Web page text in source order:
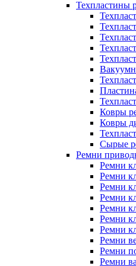
Техпластины
Ковры
Ковры
Сырые
Ремни
Ремни
Ремни
Ремни
Ремни
Ремни
Ремни
Ремни
Ремни
Ремни
Ремни